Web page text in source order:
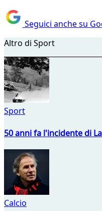
Seguici anche su
Altro di Sport
Sport
50 anni fa l'incidente di
Calcio